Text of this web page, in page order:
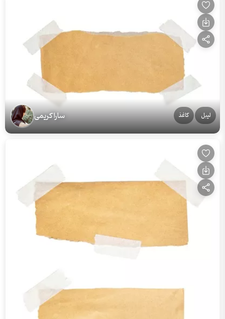
لیبل کاغذ سارا کریمی